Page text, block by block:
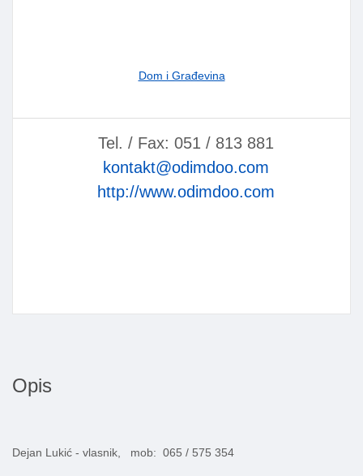
Dom i Građevina
Tel. / Fax: 051 / 813 881
kontakt@odimdoo.com
http://www.odimdoo.com
Opis
Dejan Lukić - vlasnik, mob: 065 / 575 354